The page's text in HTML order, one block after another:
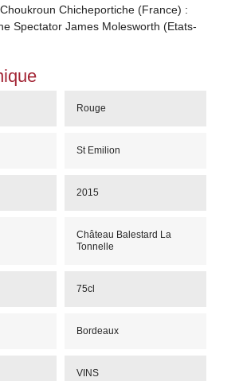
Chicheportiche (France) :
Spectator James Molesworth (Etats-
Rouge
St Emilion
2015
Château Balestard La
Tonnelle
75cl
Bordeaux
VINS